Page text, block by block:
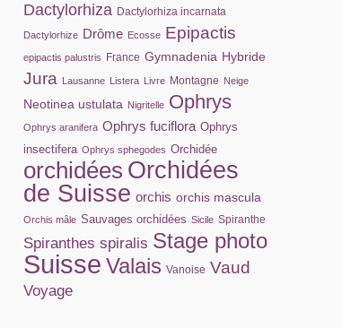
Dactylorhiza Dactylorhiza incarnata
Dactylorhize Drôme Ecosse Epipactis
epipactis palustris France Gymnadenia Hybride
Jura Lausanne Listera Livre Montagne Neige
Neotinea ustulata Nigritelle Ophrys
Ophrys aranifera Ophrys fuciflora Ophrys
insectifera Ophrys sphegodes Orchidée
orchidées Orchidées
de Suisse orchis orchis mascula
Orchis mâle Sauvages orchidées Sicile Spiranthe
Spiranthes spiralis Stage photo
Suisse Valais Vanoise Vaud
Voyage